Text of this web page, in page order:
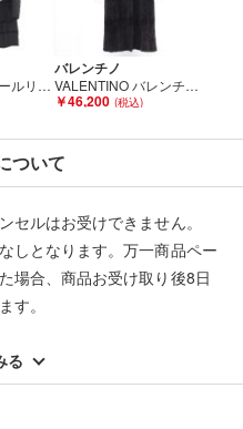
い。
せていただいた商品であり、
いた全てのお客様に評価を
購入をお控えください。
像や文章を無断盗用した『偽
でご注意ください。
WOOLRICH ウールリッチ コート ブラック Bランク
バレンチノ
VALENTINO バレンチノ ミンクコート ブラウン Bランク
￥46,200
ついて
セルはお受けできません。
しとなります。万一商品ペー
場合、商品お受け取り後8日
す。
ます。
は、店頭での返品はお受け
交換に関しては承ることがで
る